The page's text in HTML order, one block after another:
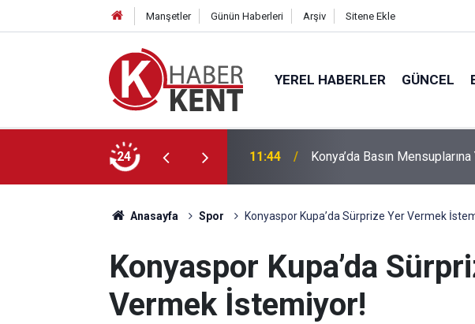
Manşetler Günün Haberleri Arşiv Sitene Ekle
YEREL HABERLER GÜNCEL
24
İHA-1 Eğitimi Tamamlandı 11:05 Çumra Emniyeti’nden
Anasayfa Spor Konyaspor Kupa’da Sürprize Yer Vermek
Konyaspor Kupa’da
Vermek İstemiyor!